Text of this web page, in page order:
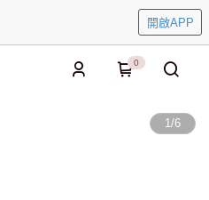
開啟APP
0
1/6